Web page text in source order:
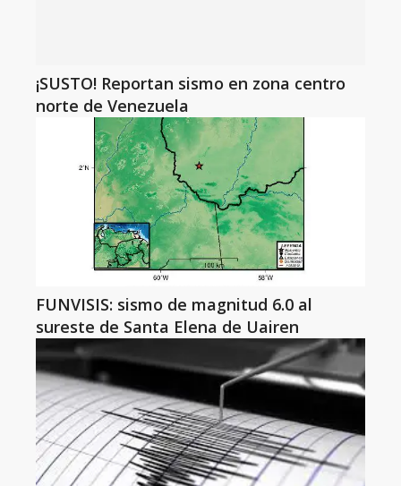
¡SUSTO! Reportan sismo en zona centro
norte de Venezuela
FUNVISIS: sismo de magnitud 6.0 al
sureste de Santa Elena de Uairen